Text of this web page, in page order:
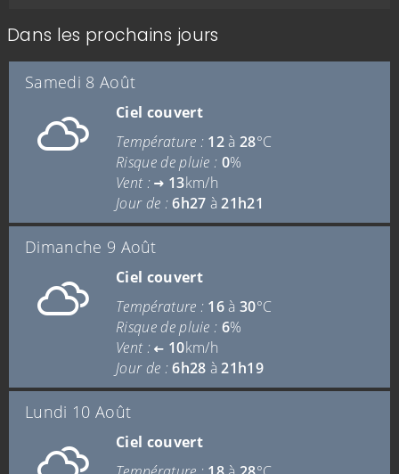
Dans les prochains jours
Samedi 8 Août
Ciel couvert
Température : 12à28°C
Risque de pluie : 0%
Vent :
13km/h
Jour de :6h27 à21h21
Dimanche 9 Août
Ciel couvert
Température : 16à30°C
Risque de pluie : 6%
Vent :
10km/h
Jour de :6h28 à21h19
Lundi 10 Août
Ciel couvert